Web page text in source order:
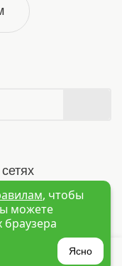
?
одежды «Краски
, чтобы
можете
браузера
Ясно